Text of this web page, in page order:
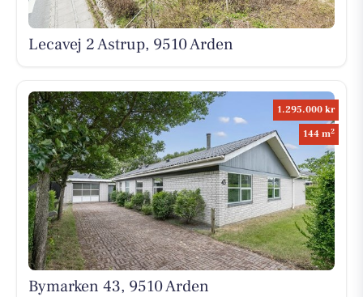
Lecavej 2 Astrup, 9510 Arden
1.295.000 kr
144 m2
Bymarken 43, 9510 Arden